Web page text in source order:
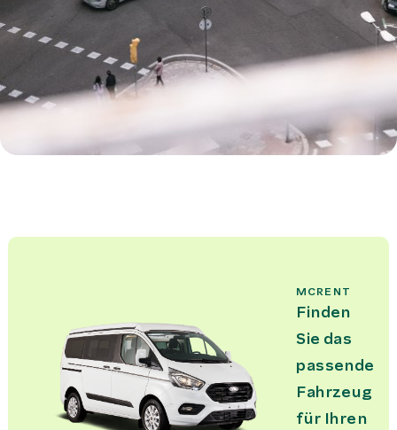
MCRENT
Finden
Sie das
passende
Fahrzeug
für Ihren